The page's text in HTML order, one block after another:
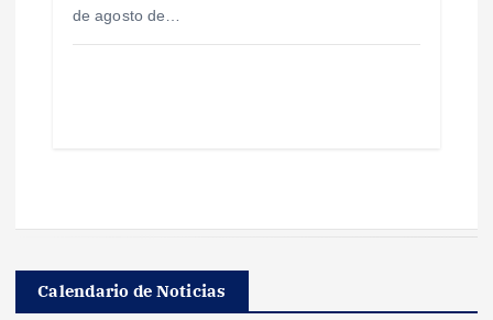
de agosto de…
Calendario de Noticias